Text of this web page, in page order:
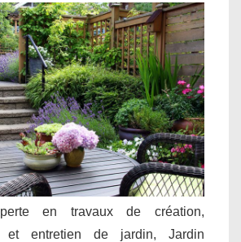
en travaux de création,
et entretien de jardin, Jardin